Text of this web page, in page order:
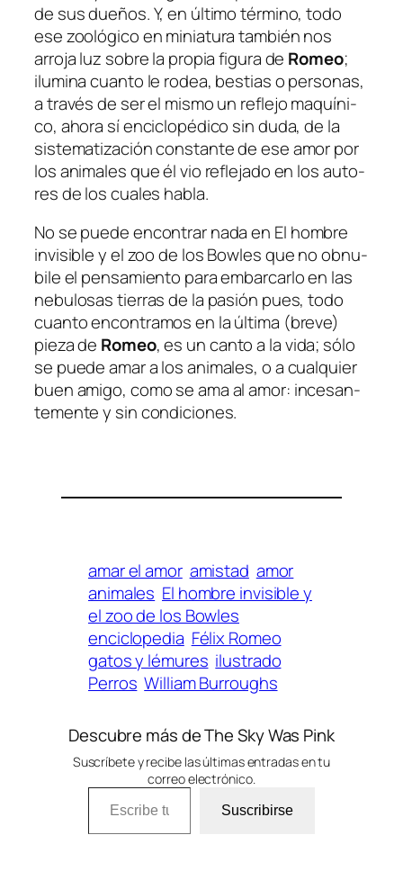
de sus due­ños. Y, en úl­ti­mo tér­mino, to­do
ese zoo­ló­gi­co en mi­nia­tu­ra tam­bién nos
arro­ja luz so­bre la pro­pia fi­gu­ra de Romeo;
ilu­mi­na cuan­to le ro­dea, bes­tias o per­so­nas,
a tra­vés de ser el mis­mo un re­fle­jo ma­quí­ni­
co, aho­ra sí en­ci­clo­pé­di­co sin du­da, de la
sis­te­ma­ti­za­ción cons­tan­te de ese amor por
los ani­ma­les que él vio re­fle­ja­do en los au­to­
res de los cua­les habla.
No se pue­de en­con­trar na­da en El hom­bre
in­vi­si­ble y el zoo de los Bowlesque no ob­nu­
bi­le el pen­sa­mien­to pa­ra em­bar­car­lo en las
ne­bu­lo­sas tie­rras de la pa­sión pues, to­do
cuan­to en­con­tra­mos en la úl­ti­ma (bre­ve)
pie­za de Romeo, es un can­to a la vi­da; só­lo
se pue­de amar a los ani­ma­les, o a cual­quier
buen ami­go, co­mo se ama al amor: in­ce­san­
te­men­te y sin condiciones.
amar el amor amistad amor
animales El hombre invisible y
el zoo de los Bowles
enciclopedia Félix Romeo
gatos y lémures ilustrado
Perros William Burroughs
Descubre más de The Sky Was Pink
Suscríbete y recibe las últimas entradas en tu
correo electrónico.
Escribe tu correo electrónico…
Suscribirse